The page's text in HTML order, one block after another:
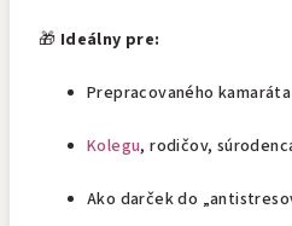
🎁 Ideálny pre:
Prepracovaného kamaráta
Kolegu, rodičov,
Ako darček do